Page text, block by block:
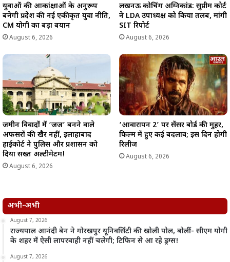
युवाओं की आकांक्षाओं के अनुरूप
बनेगी प्रदेश की नई एकीकृत युवा नीति,
CM योगी का बड़ा बयान
August 6, 2026
लखनऊ कोचिंग अग्निकांड: सुप्रीम कोर्ट
ने LDA उपाध्यक्ष को किया तलब, मांगी
SIT रिपोर्ट
August 6, 2026
जमीन विवादों में ‘जज’ बनने वाले
अफसरों की खैर नहीं, इलाहाबाद
हाईकोर्ट ने पुलिस और प्रशासन को
दिया सख्त अल्टीमेटम!
August 6, 2026
‘आवारापन 2’ पर सेंसर बोर्ड की मुहर,
फिल्म में हुए कई बदलाव; इस दिन होगी
रिलीज
August 6, 2026
अभी-अभी
August 7, 2026
राज्यपाल आनंदी बेन ने गोरखपुर यूनिवर्सिटी की खोली पोल, बोलीं- सीएम योगी
के शहर में ऐसी लापरवाही नहीं चलेगी; टिफिन से आ रहे ड्रग्स!
August 7, 2026